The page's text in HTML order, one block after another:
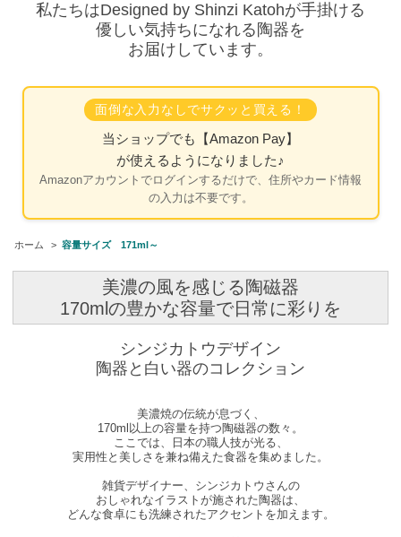
私たちはDesigned by Shinzi Katohが手掛ける
優しい気持ちになれる陶器を
お届けしています。
面倒な入力なしでサクッと買える！
当ショップでも
【Amazon Pay】
が使えるようになりました♪
Amazonアカウントでログインするだけで、住所やカード情報
の入力は不要です。
ホーム > 容量サイズ 171ml～
美濃の風を感じる陶磁器
170mlの豊かな容量で日常に彩りを
シンジカトウデザイン
陶器と白い器のコレクション
美濃焼の伝統が息づく、
170ml以上の容量を持つ陶磁器の数々。
ここでは、日本の職人技が光る、
実用性と美しさを兼ね備えた食器を集めました。
雑貨デザイナー、シンジカトウさんの
おしゃれなイラストが施された陶器は、
どんな食卓にも洗練されたアクセントを加えます。